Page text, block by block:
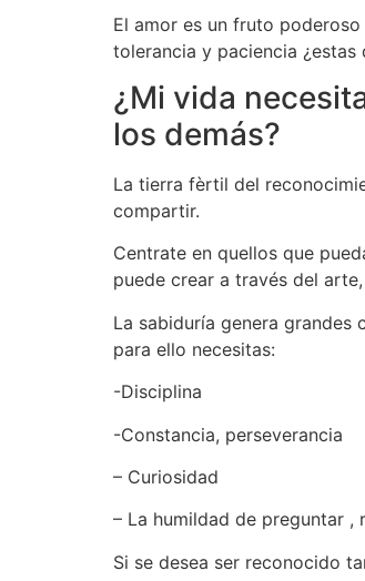
El amor es un fruto
tolerancia y paciencia
¿Mi vida
los demás?
La tierra fèrtil del
compartir.
Centrate en quellos que
puede crear a través del
La sabiduría genera grandes
para ello necesitas:
-Disciplina
-Constancia, perseverancia
– Curiosidad
– La humildad de preguntar ,
Si se desea ser reconocido